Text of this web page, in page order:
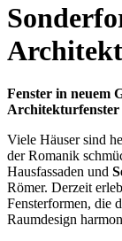
Fenster in neuem
Architekturfenster
Viele Häuser sind
der Romanik
Hausfassaden und
Römer. Derzeit
Fensterformen, die
Raumdesign